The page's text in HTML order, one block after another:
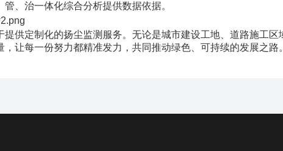
、治一体化综合分析提供数据依据。
供定制化的扬尘监测服务。‌无论是城市建设工地、‌道路施工区
让每一份努力都精准发力，‌共同推动绿色、‌可持续的发展之路